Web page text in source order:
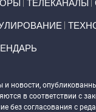
ТЕЛЕКАНАЛЫ
и новости,
в соответствии с
без согласования с